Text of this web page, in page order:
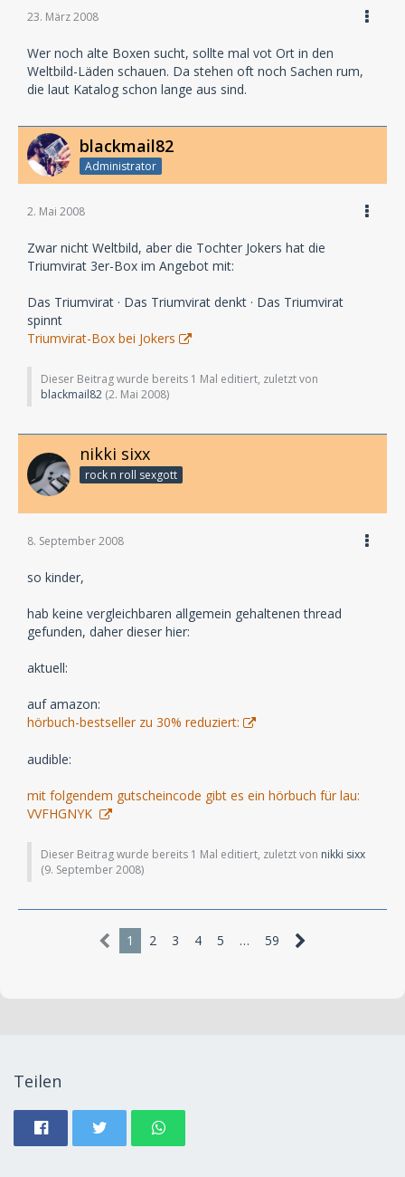
23. März 2008
Wer noch alte Boxen sucht, sollte mal vot Ort in den
Weltbild-Läden schauen. Da stehen oft noch Sachen rum,
die laut Katalog schon lange aus sind.
blackmail82
Administrator
2. Mai 2008
Zwar nicht Weltbild, aber die Tochter Jokers hat die
Triumvirat 3er-Box im Angebot mit:
Das Triumvirat · Das Triumvirat denkt · Das Triumvirat
spinnt
Triumvirat-Box bei Jokers
Dieser Beitrag wurde bereits 1 Mal editiert, zuletzt von
blackmail82 (2. Mai 2008)
nikki sixx
rock n roll sexgott
8. September 2008
so kinder,
hab keine vergleichbaren allgemein gehaltenen thread
gefunden, daher dieser hier:
aktuell:
auf amazon:
hörbuch-bestseller zu 30% reduziert:
audible:
mit folgendem gutscheincode gibt es ein hörbuch für lau:
VVFHGNYK
Dieser Beitrag wurde bereits 1 Mal editiert, zuletzt von nikki sixx
(9. September 2008)
1 2 3 4 5 … 59
Teilen